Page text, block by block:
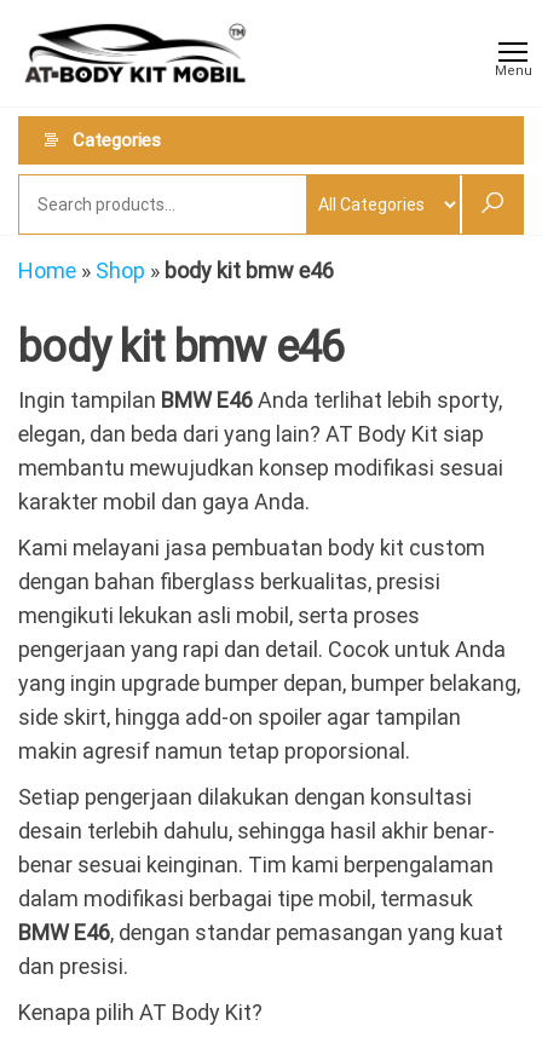
the
content
Kit
Mobil
Menu
Categories
Home » Shop » body kit bmw e46
body kit bmw e46
Ingin tampilan BMW E46Anda terlihat lebih sporty,
elegan, dan beda dari yang lain? AT Body Kit siap
membantu mewujudkan konsep modifikasi sesuai
karakter mobil dan gaya Anda.
Kami melayani jasa pembuatan body kit custom
dengan bahan fiberglass berkualitas, presisi
mengikuti lekukan asli mobil, serta proses
pengerjaan yang rapi dan detail. Cocok untuk Anda
yang ingin upgrade bumper depan, bumper belakang,
side skirt, hingga add-on spoiler agar tampilan
makin agresif namun tetap proporsional.
Setiap pengerjaan dilakukan dengan konsultasi
desain terlebih dahulu, sehingga hasil akhir benar-
benar sesuai keinginan. Tim kami berpengalaman
dalam modifikasi berbagai tipe mobil, termasuk
BMW E46, dengan standar pemasangan yang kuat
dan presisi.
Kenapa pilih AT Body Kit?